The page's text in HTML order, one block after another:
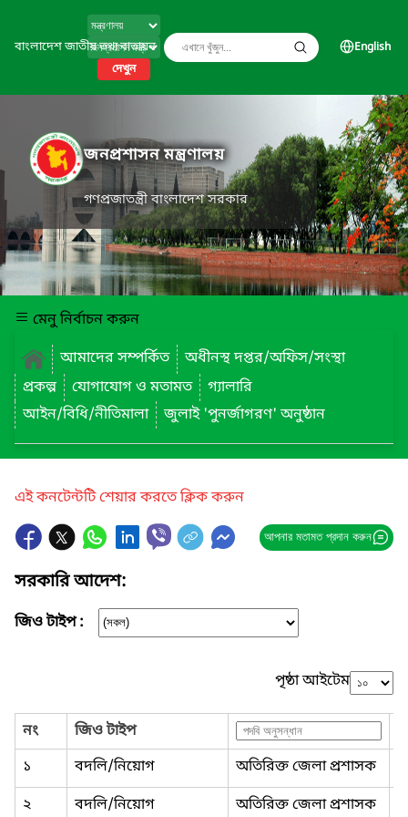
বাংলাদেশ জাতীয় তথ্য বাতায়ন
দেখুন
English
জনপ্রশাসন মন্ত্রণালয়
গণপ্রজাতন্ত্রী বাংলাদেশ সরকার
মেনু নির্বাচন করুন
আমাদের সম্পর্কিত
অধীনস্থ দপ্তর/অফিস/সংস্থা
প্রকল্প
যোগাযোগ ও মতামত
গ্যালারি
আইন/বিধি/নীতিমালা
জুলাই 'পুনর্জাগরণ' অনুষ্ঠান
এই কনটেন্টটি শেয়ার করতে ক্লিক করুন
আপনার মতামত প্রদান করুন
সরকারি আদেশ:
জিও টাইপ :
পৃষ্ঠা আইটেম
নং
জিও টাইপ
১
বদলি/নিয়োগ অতিরিক্ত জেলা প্রশাসক
২
বদলি/নিয়োগ অতিরিক্ত জেলা প্রশাসক